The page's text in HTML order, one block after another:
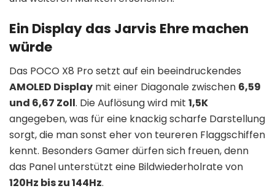
Ein Display das Jarvis Ehre machen
würde
Das POCO X8 Pro setzt auf ein beeindruckendes
AMOLED Display mit einer Diagonale zwischen 6,59
und 6,67 Zoll. Die Auflösung wird mit 1,5K
angegeben, was für eine knackig scharfe Darstellung
sorgt, die man sonst eher von teureren Flaggschiffen
kennt. Besonders Gamer dürfen sich freuen, denn
das Panel unterstützt eine Bildwiederholrate von
120Hz bis zu 144Hz.